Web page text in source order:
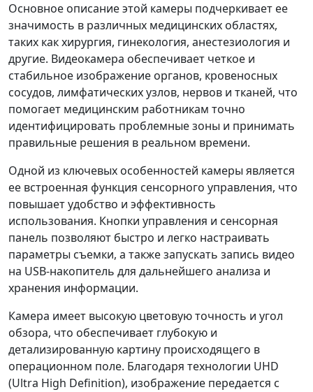
Основное описание этой камеры подчеркивает ее
значимость в различных медицинских областях,
таких как хирургия, гинекология, анестезиология и
другие. Видеокамера обеспечивает четкое и
стабильное изображение органов, кровеносных
сосудов, лимфатических узлов, нервов и тканей, что
помогает медицинским работникам точно
идентифицировать проблемные зоны и принимать
правильные решения в реальном времени.
Одной из ключевых особенностей камеры является
ее встроенная функция сенсорного управления, что
повышает удобство и эффективность
использования. Кнопки управления и сенсорная
панель позволяют быстро и легко настраивать
параметры съемки, а также запускать запись видео
на USB-накопитель для дальнейшего анализа и
хранения информации.
Камера имеет высокую цветовую точность и угол
обзора, что обеспечивает глубокую и
детализированную картину происходящего в
операционном поле. Благодаря технологии UHD
(Ultra High Definition), изображение передается с